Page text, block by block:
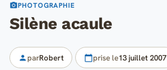
PHOTOGRAPHIE
Silène acaule
parRobert prise le13 juillet 2007